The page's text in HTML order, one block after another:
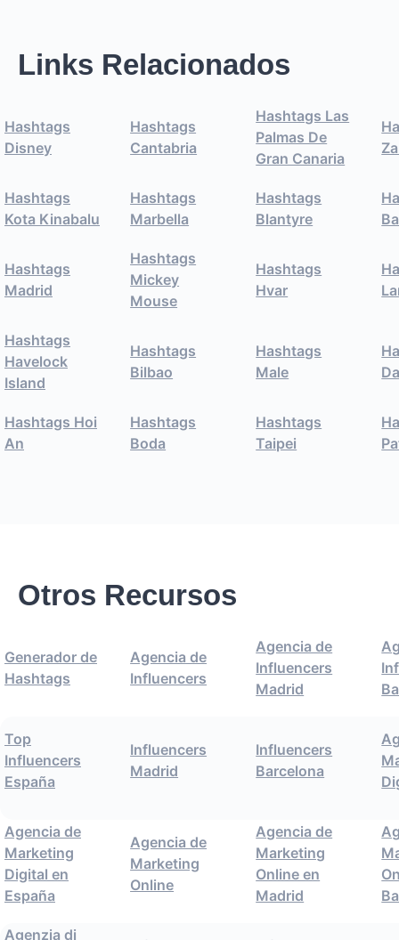
Links Relacionados
Hashtags
Disney
Hashtags
Cantabria
Hashtags Las
Palmas De
Gran Canaria
Hashtags
Kota Kinabalu
Hashtags
Marbella
Hashtags
Blantyre
Hashtags
Madrid
Hashtags
Mickey
Mouse
Hashtags
Hvar
Hashtags
Havelock
Island
Hashtags
Bilbao
Hashtags
Male
Hashtags Hoi
An
Hashtags
Boda
Hashtags
Taipei
Otros Recursos
Generador de
Hashtags
Agencia de
Influencers
Agencia de
Influencers
Madrid
Top
Influencers
España
Influencers
Madrid
Influencers
Barcelona
Agencia de
Marketing
Digital en
España
Agencia de
Marketing
Online
Agencia de
Marketing
Online en
Madrid
Agenzia di